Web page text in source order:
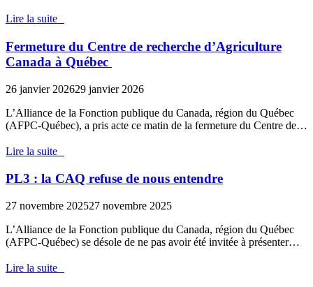
Lire la suite
Fermeture du Centre de recherche d’Agriculture
Canada à Québec
26 janvier 202629 janvier 2026
L’Alliance de la Fonction publique du Canada, région du Québec
(AFPC-Québec), a pris acte ce matin de la fermeture du Centre de…
Lire la suite
PL3 : la CAQ refuse de nous entendre
27 novembre 202527 novembre 2025
L’Alliance de la Fonction publique du Canada, région du Québec
(AFPC-Québec) se désole de ne pas avoir été invitée à présenter…
Lire la suite